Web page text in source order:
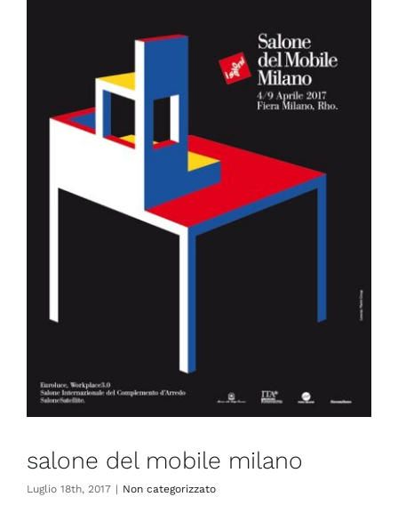
salone del mobile milano
Luglio 18th, 2017 | Non categorizzato